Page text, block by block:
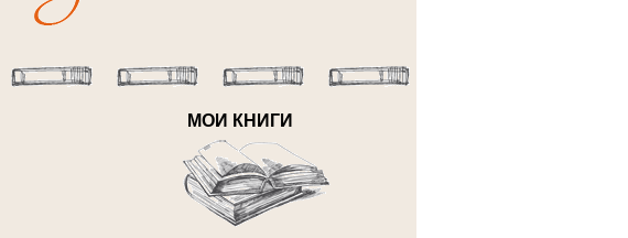
МОИ КНИГИ